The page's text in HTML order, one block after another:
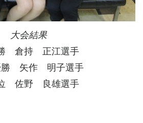
大会結果
倉持 正江選手
矢作 明子選手
佐野 良雄選手